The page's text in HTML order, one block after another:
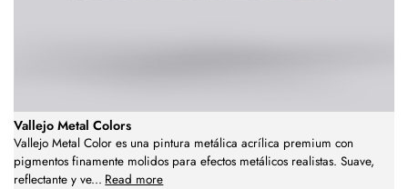
Vallejo Metal Colors
Vallejo Metal Color es una pintura metálica acrílica premium con
pigmentos finamente molidos para efectos metálicos realistas. Suave,
reflectante y ve... Read more